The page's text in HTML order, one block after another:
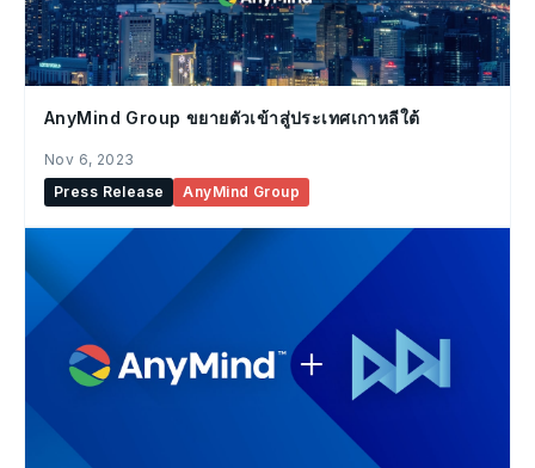
AnyMind Group ขยายตัวเข้าสู่ประเทศเกาหลีใต้
Nov 6, 2023
Press Release
AnyMind Group